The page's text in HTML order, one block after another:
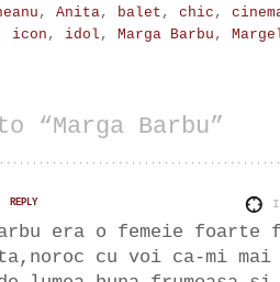
, Anita, balet , chic ,
icon , idol , Marga Barbu ,
“Marga Barbu”
REPLY
era o femeie foarte
cu voi ca-mi mai